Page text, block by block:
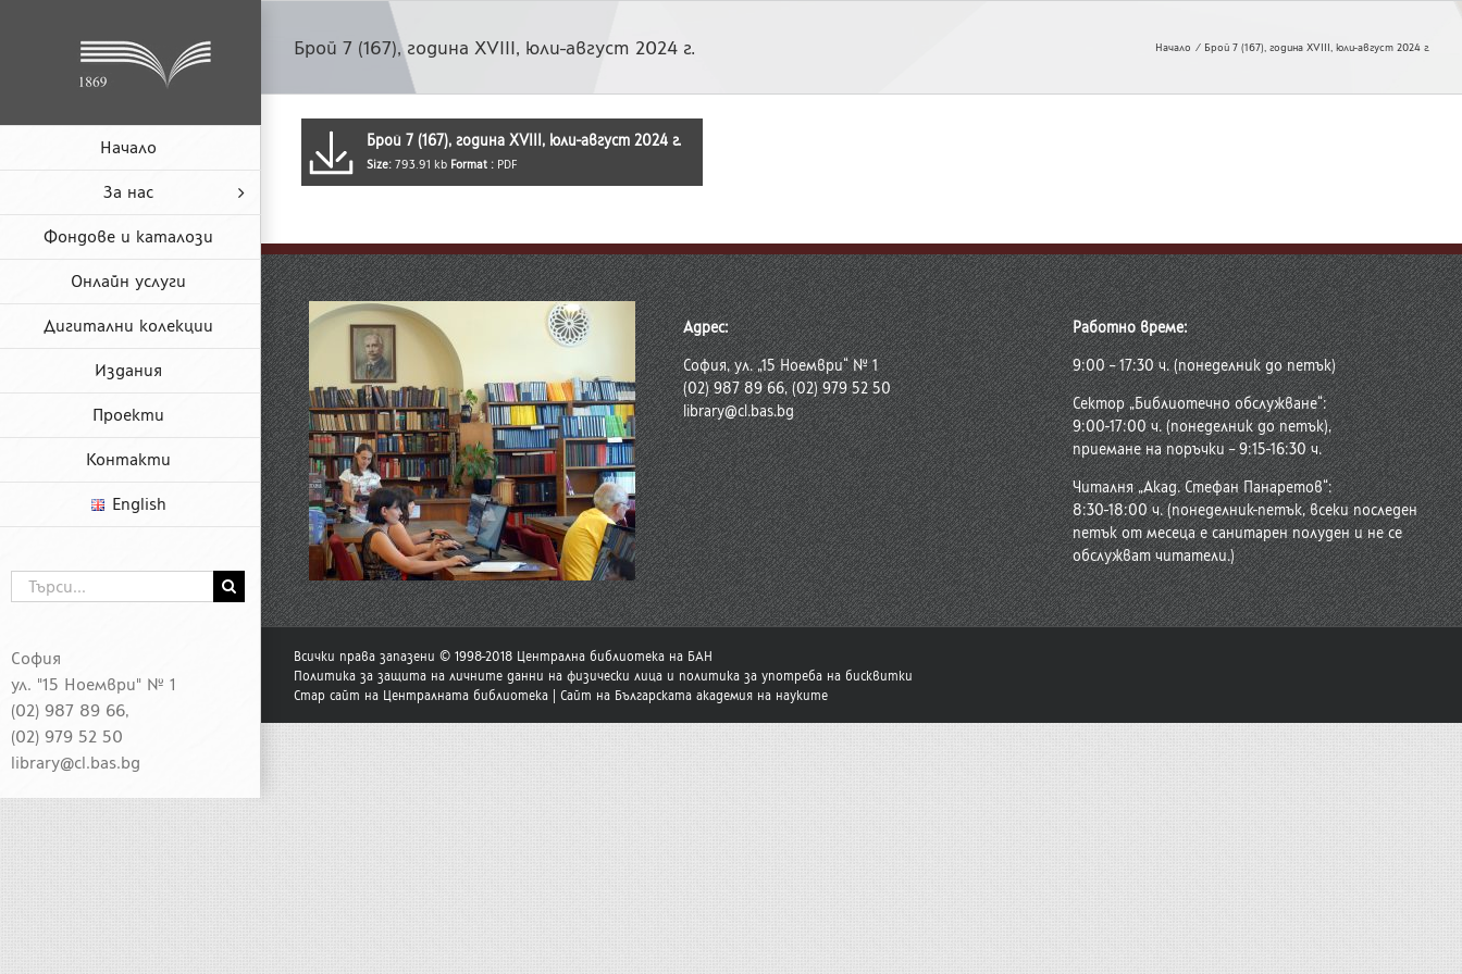
Начало
За нас
Фондове и каталози
Онлайн услуги
Дигитални колекции
Издания
Проекти
Контакти
English
София
ул. "15 Ноември" № 1
(02) 987 89 66,
(02) 979 52 50
library@cl.bas.bg
Търсене
...
Брой 7 (167), година XVIII, юли-август 2024 г. Начало Брой 7 (167), година XVIII, юли-август 2024 г.
Брой 7 (167), година XVIII, юли-август 2024 г.
Size: 793.91 kb Format : PDF
Адрес:
София, ул. „15 Ноември“ № 1
(02) 987 89 66, (02) 979 52 50
library@cl.bas.bg
Работно време:
9:00 – 17:30 ч. (понеделник до петък)
Сектор „Библиотечно обслужване“:
9:00-17:00 ч. (понеделник до петък),
приемане на поръчки – 9:15-16:30 ч.
Читалня „Акад. Стефан Панаретов“:
8:30-18:00 ч. (понеделник-петък, всеки последен
петък от месеца е санитарен полуден и не се
обслужват читатели.)
Всички права запазени © 1998-2018 Централна библиотека на БАН
Политика за защита на личните данни на физически лица и политика за употреба на бисквитки
Стар сайт на Централната библиотека
Сайт на Българската академия на науките